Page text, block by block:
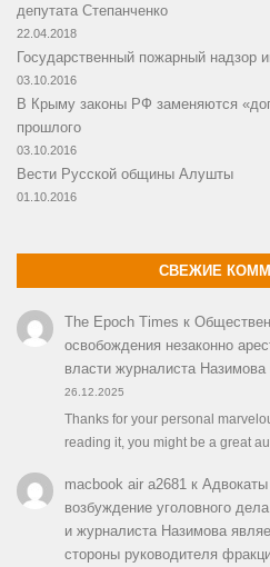
депутата Степанченко
22.04.2018
Государственный пожарный надзор
03.10.2016
В Крыму законы РФ заменяются
прошлого
03.10.2016
Вести Русской общины Алушты
01.10.2016
СВЕЖИЕ
The Epoch Times к
освобождения незаконно
власти журналиста Назимова
26.12.2025
Thanks for your personal
reading it, you might be a great
macbook air a2681 к Адвокаты
возбуждение уголовного
и журналиста Назимова
стороны руководителя